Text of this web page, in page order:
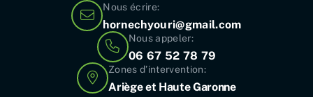
Nous écrire:
hornechyouri@gmail.com
Nous appeler:
06 67 52 78 79
Zones d’intervention:
Ariège et Haute Garonne